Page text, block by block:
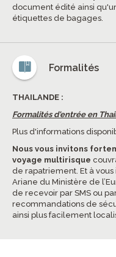
document édité ainsi
étiquettes de bagages.
Formalités
THAILANDE :
Formalités d'entrée en
Plus d'informations
Nous vous invitons
voyage multirisque
de rapatriement. Et à
Ariane du Ministère de
de recevoir par SMS ou
recommandations de
ainsi plus facilement